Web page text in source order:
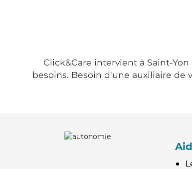
Click&Care intervient à Saint-
besoins. Besoin d'une auxiliaire